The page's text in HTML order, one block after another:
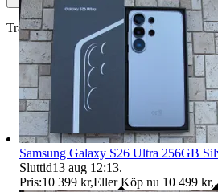
Traderas köparskydd
Samsung Galaxy S26 Ultra 256GB
Sluttid13 aug 12:13.
Pris:10 399 kr,Eller Köp nu 10 499 kr,.